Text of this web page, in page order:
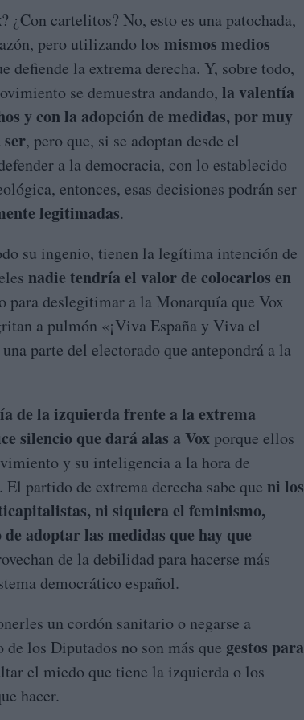
? ¿Con cartelitos? No, esto es una patochada,
pero utilizando los mismos medios
defiende la extrema derecha. Y, sobre todo,
se demuestra andando, la valentía
y con la adopción de medidas, por muy
, pero que, si se adoptan desde el
a la democracia, con lo establecido
entonces, esas decisiones podrán ser
legitimadas.
su ingenio, tienen la legítima intención de
nadie tendría el valor de colocarlos en
para deslegitimar a la Monarquía que Vox
a pulmón «¡Viva España y Viva el
parte del electorado que antepondrá a la
de la izquierda frente a la extrema
silencio que dará alas a Vox porque ellos
y su inteligencia a la hora de
partido de extrema derecha sabe que ni los
ni siquiera el feminismo,
adoptar las medidas que hay que
de la debilidad para hacerse más
democrático español.
un cordón sanitario o negarse a
los Diputados no son más que gestos para
el miedo que tiene la izquierda o los
hacer.